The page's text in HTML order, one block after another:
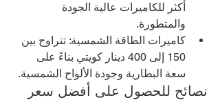
أكثر للكاميرات عالية الجودة
والمتطورة.
كاميرات الطاقة الشمسية: تتراوح بين
150 إلى 400 دينار كويتي بناءً على
سعة البطارية وجودة الألواح الشمسية.
نصائح للحصول على أفضل سعر